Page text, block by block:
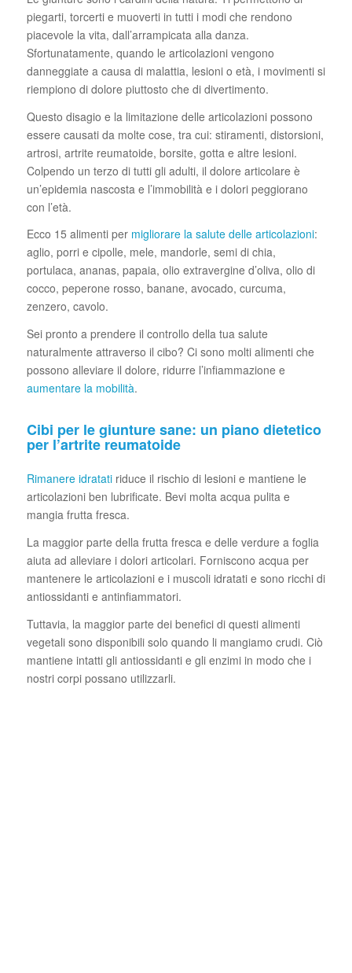
piegarti, torcerti e muoverti in tutti i modi che rendono
piacevole la vita, dall’arrampicata alla danza.
Sfortunatamente, quando le articolazioni vengono
danneggiate a causa di malattia, lesioni o età, i movimenti si
riempiono di dolore piuttosto che di divertimento.
Questo disagio e la limitazione delle articolazioni possono
essere causati da molte cose, tra cui: stiramenti, distorsioni,
artrosi, artrite reumatoide, borsite, gotta e altre lesioni.
Colpendo un terzo di tutti gli adulti, il dolore articolare è
un’epidemia nascosta e l’immobilità e i dolori peggiorano
con l’età.
Ecco 15 alimenti per migliorare la salute delle articolazioni:
aglio, porri e cipolle, mele, mandorle, semi di chia,
portulaca, ananas, papaia, olio extravergine d’oliva, olio di
cocco, peperone rosso, banane, avocado, curcuma,
zenzero, cavolo.
Sei pronto a prendere il controllo della tua salute
naturalmente attraverso il cibo? Ci sono molti alimenti che
possono alleviare il dolore, ridurre l’infiammazione e
aumentare la mobilità.
Cibi per le giunture sane: un piano dietetico
per l’artrite reumatoide
Rimanere idratatiriduce il rischio di lesioni e mantiene le
articolazioni ben lubrificate. Bevi molta acqua pulita e
mangia frutta fresca.
La maggior parte della frutta fresca e delle verdure a foglia
aiuta ad alleviare i dolori articolari. Forniscono acqua per
mantenere le articolazioni e i muscoli idratati e sono ricchi di
antiossidanti e antinfiammatori.
Tuttavia, la maggior parte dei benefici di questi alimenti
vegetali sono disponibili solo quando li mangiamo crudi. Ciò
mantiene intatti gli antiossidanti e gli enzimi in modo che i
nostri corpi possano utilizzarli.